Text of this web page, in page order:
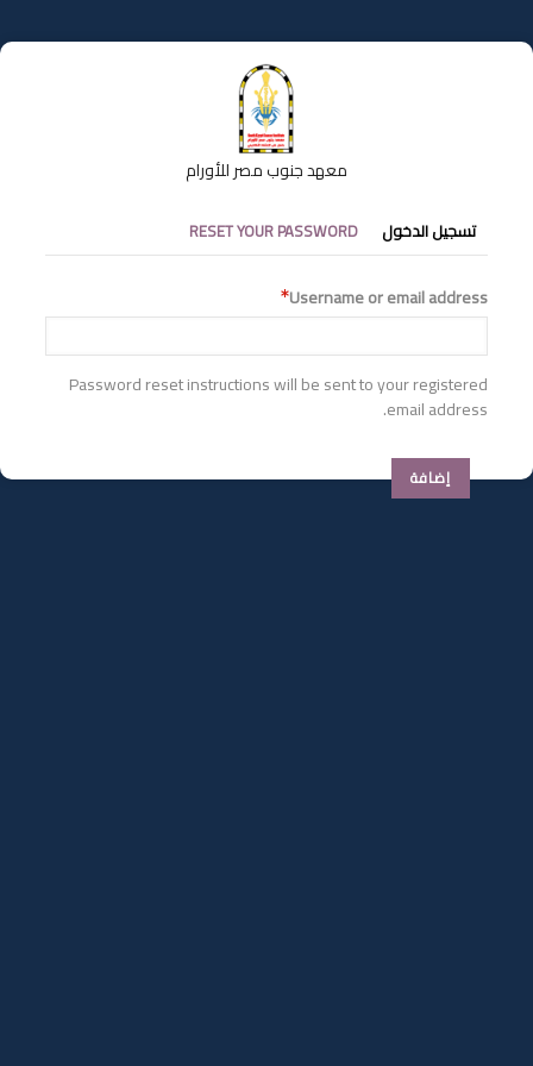
إلى
المحتوى
معهد جنوب مصر للأورام
التبويبات
الأساسية
تسجيل الدخول RESET YOUR PASSWORD
Username or email address
Password reset instructions will be sent to your registered
email address.